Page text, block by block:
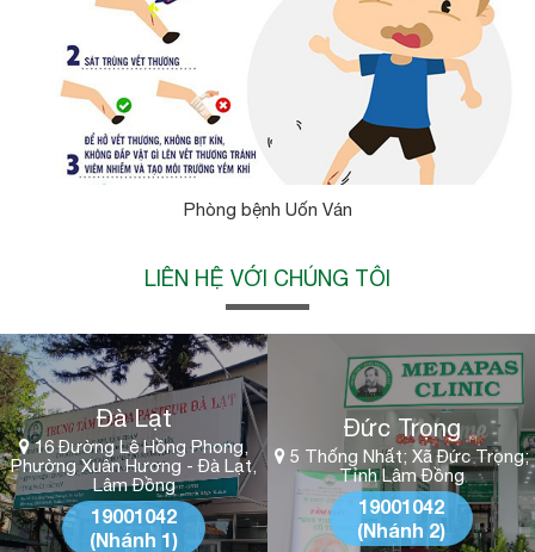
Phòng bệnh Uốn Ván
LIÊN HỆ VỚI CHÚNG TÔI
Đà Lạt
16 Đường Lê Hồng Phong,
Phường Xuân Hương - Đà Lạt,
Lâm Đồng
19001042
(Nhánh 1)
Đức Trọng
5 Thống Nhất; Xã Đức Trọng;
Tỉnh Lâm Đồng
19001042
(Nhánh 2)